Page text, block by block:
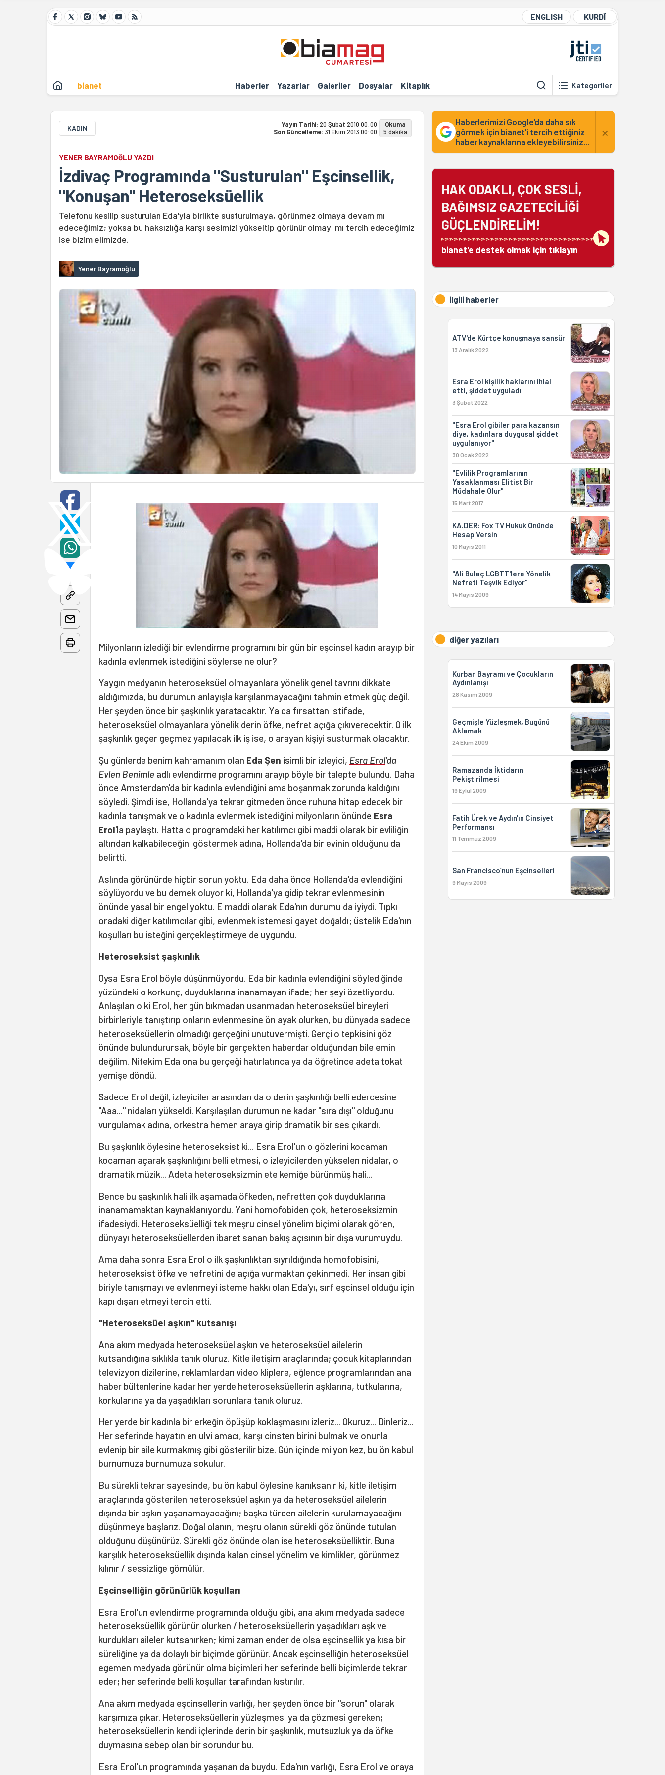
ENGLISH KURDÎ
bianet Haberler Yazarlar Galeriler Dosyalar Kitaplık Kategoriler
KADIN Yayın Tarihi: 20 Şubat 2010 00:00
Son Güncelleme: 31 Ekim 2013 00:00
Okuma
5 dakika
YENER BAYRAMOĞLU YAZDI
İzdivaç Programında "Susturulan" Eşcinsellik,
"Konuşan" Heteroseksüellik
Telefonu kesilip susturulan Eda'yla birlikte susturulmaya, görünmez olmaya devam mı
edeceğimiz; yoksa bu haksızlığa karşı sesimizi yükseltip görünür olmayı mı tercih edeceğimiz
ise bizim elimizde.
Yener Bayramoğlu
Milyonların izlediği bir evlendirme programını bir gün bir eşcinsel kadın arayıp bir
kadınla evlenmek istediğini söylerse ne olur?
Yaygın medyanın heteroseksüel olmayanlara yönelik genel tavrını dikkate
aldığımızda, bu durumun anlayışla karşılanmayacağını tahmin etmek güç değil.
Her şeyden önce bir şaşkınlık yaratacaktır. Ya da fırsattan istifade,
heteroseksüel olmayanlara yönelik derin öfke, nefret açığa çıkıverecektir. O ilk
şaşkınlık geçer geçmez yapılacak ilk iş ise, o arayan kişiyi susturmak olacaktır.
Şu günlerde benim kahramanım olan Eda Şen isimli bir izleyici, Esra Erol'da
Evlen Benimle adlı evlendirme programını arayıp böyle bir talepte bulundu. Daha
önce Amsterdam'da bir kadınla evlendiğini ama boşanmak zorunda kaldığını
söyledi. Şimdi ise, Hollanda'ya tekrar gitmeden önce ruhuna hitap edecek bir
kadınla tanışmak ve o kadınla evlenmek istediğini milyonların önünde Esra
Erol'la paylaştı. Hatta o programdaki her katılımcı gibi maddi olarak bir evliliğin
altından kalkabileceğini göstermek adına, Hollanda'da bir evinin olduğunu da
belirtti.
Aslında görünürde hiçbir sorun yoktu. Eda daha önce Hollanda'da evlendiğini
söylüyordu ve bu demek oluyor ki, Hollanda'ya gidip tekrar evlenmesinin
önünde yasal bir engel yoktu. E maddi olarak Eda'nın durumu da iyiydi. Tıpkı
oradaki diğer katılımcılar gibi, evlenmek istemesi gayet doğaldı; üstelik Eda'nın
koşulları bu isteğini gerçekleştirmeye de uygundu.
Heteroseksist şaşkınlık
Oysa Esra Erol böyle düşünmüyordu. Eda bir kadınla evlendiğini söylediğinde
yüzündeki o korkunç, duyduklarına inanamayan ifade; her şeyi özetliyordu.
Anlaşılan o ki Erol, her gün bıkmadan usanmadan heteroseksüel bireyleri
birbirleriyle tanıştırıp onların evlenmesine ön ayak olurken, bu dünyada sadece
heteroseksüellerin olmadığı gerçeğini unutuvermişti. Gerçi o tepkisini göz
önünde bulundurursak, böyle bir gerçekten haberdar olduğundan bile emin
değilim. Nitekim Eda ona bu gerçeği hatırlatınca ya da öğretince adeta tokat
yemişe döndü.
Sadece Erol değil, izleyiciler arasından da o derin şaşkınlığı belli edercesine
"Aaa..." nidaları yükseldi. Karşılaşılan durumun ne kadar "sıra dışı" olduğunu
vurgulamak adına, orkestra hemen araya girip dramatik bir ses çıkardı.
Bu şaşkınlık öylesine heteroseksist ki... Esra Erol'un o gözlerini kocaman
kocaman açarak şaşkınlığını belli etmesi, o izleyicilerden yükselen nidalar, o
dramatik müzik... Adeta heteroseksizmin ete kemiğe bürünmüş hali...
Bence bu şaşkınlık hali ilk aşamada öfkeden, nefretten çok duyduklarına
inanamamaktan kaynaklanıyordu. Yani homofobiden çok, heteroseksizmin
ifadesiydi. Heteroseksüelliği tek meşru cinsel yönelim biçimi olarak gören,
dünyayı heteroseksüellerden ibaret sanan bakış açısının bir dışa vurumuydu.
Ama daha sonra Esra Erol o ilk şaşkınlıktan sıyrıldığında homofobisini,
heteroseksist öfke ve nefretini de açığa vurmaktan çekinmedi. Her insan gibi
biriyle tanışmayı ve evlenmeyi isteme hakkı olan Eda'yı, sırf eşcinsel olduğu için
kapı dışarı etmeyi tercih etti.
"Heteroseksüel aşkın" kutsanışı
Ana akım medyada heteroseksüel aşkın ve heteroseksüel ailelerin
kutsandığına sıklıkla tanık oluruz. Kitle iletişim araçlarında; çocuk kitaplarından
televizyon dizilerine, reklamlardan video kliplere, eğlence programlarından ana
haber bültenlerine kadar her yerde heteroseksüellerin aşklarına, tutkularına,
korkularına ya da yaşadıkları sorunlara tanık oluruz.
Her yerde bir kadınla bir erkeğin öpüşüp koklaşmasını izleriz... Okuruz... Dinleriz...
Her seferinde hayatın en ulvi amacı, karşı cinsten birini bulmak ve onunla
evlenip bir aile kurmakmış gibi gösterilir bize. Gün içinde milyon kez, bu ön kabul
burnumuza burnumuza sokulur.
Bu sürekli tekrar sayesinde, bu ön kabul öylesine kanıksanır ki, kitle iletişim
araçlarında gösterilen heteroseksüel aşkın ya da heteroseksüel ailelerin
dışında bir aşkın yaşanamayacağını; başka türden ailelerin kurulamayacağını
düşünmeye başlarız. Doğal olanın, meşru olanın sürekli göz önünde tutulan
olduğunu düşünürüz. Sürekli göz önünde olan ise heteroseksüelliktir. Buna
karşılık heteroseksüellik dışında kalan cinsel yönelim ve kimlikler, görünmez
kılınır / sessizliğe gömülür.
Eşcinselliğin görünürlük koşulları
Esra Erol'un evlendirme programında olduğu gibi, ana akım medyada sadece
heteroseksüellik görünür olurken / heteroseksüellerin yaşadıkları aşk ve
kurdukları aileler kutsanırken; kimi zaman ender de olsa eşcinsellik ya kısa bir
süreliğine ya da dolaylı bir biçimde görünür. Ancak eşcinselliğin heteroseksüel
egemen medyada görünür olma biçimleri her seferinde belli biçimlerde tekrar
eder; her seferinde belli koşullar tarafından kıstırılır.
Ana akım medyada eşcinsellerin varlığı, her şeyden önce bir "sorun" olarak
karşımıza çıkar. Heteroseksüellerin yüzleşmesi ya da çözmesi gereken;
heteroseksüellerin kendi içlerinde derin bir şaşkınlık, mutsuzluk ya da öfke
duymasına sebep olan bir sorundur bu.
Esra Erol'un programında yaşanan da buydu. Eda'nın varlığı, Esra Erol ve oraya
Haberlerimizi Google'da daha sık
görmek için bianet'i tercih ettiğiniz
haber kaynaklarına ekleyebilirsiniz...
×
HAK ODAKLI, ÇOK SESLİ,
BAĞIMSIZ GAZETECİLİĞİ
GÜÇLENDİRELİM!
bianet'e destek olmak için tıklayın
ilgili haberler
ATV'de Kürtçe konuşmaya sansür
13 Aralık 2022
Esra Erol kişilik haklarını ihlal
etti, şiddet uyguladı
3 Şubat 2022
"Esra Erol gibiler para kazansın
diye, kadınlara duygusal şiddet
uygulanıyor"
30 Ocak 2022
"Evlilik Programlarının
Yasaklanması Elitist Bir
Müdahale Olur"
15 Mart 2017
KA.DER: Fox TV Hukuk Önünde
Hesap Versin
10 Mayıs 2011
"Ali Bulaç LGBTT'lere Yönelik
Nefreti Teşvik Ediyor"
14 Mayıs 2009
diğer yazıları
Kurban Bayramı ve Çocukların
Aydınlanışı
28 Kasım 2009
Geçmişle Yüzleşmek, Bugünü
Aklamak
24 Ekim 2009
Ramazanda İktidarın
Pekiştirilmesi
19 Eylül 2009
Fatih Ürek ve Aydın'ın Cinsiyet
Performansı
11 Temmuz 2009
San Francisco’nun Eşcinselleri
9 Mayıs 2009